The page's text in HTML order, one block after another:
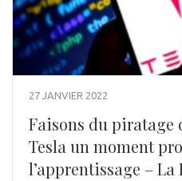
27 JANVIER 2022
Faisons du piratage
Tesla un moment
l’apprentissage – La